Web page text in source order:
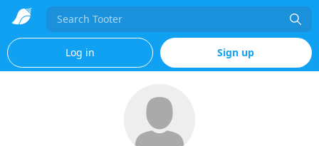
Search
Log in Sign up